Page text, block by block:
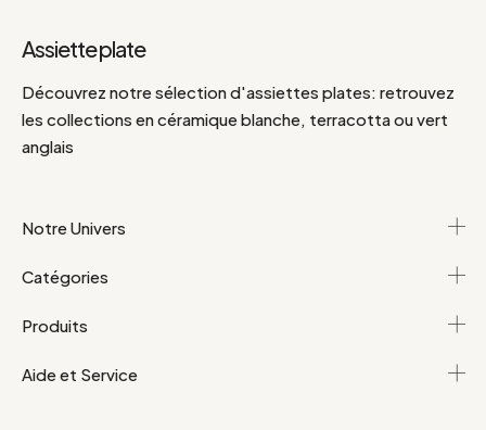
Assiette plate
Découvrez notre sélection d'assiettes plates: retrouvez
les collections en céramique blanche, terracotta ou vert
anglais
Notre Univers
Catégories
Produits
Aide et Service